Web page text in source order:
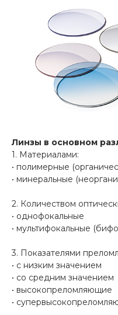
Линзы в основном
1. Материалами:
• полимерные
• минеральные
2. Количеством
• однофокальные
• мультифокальные
3. Показателями
• с низким значением
• со средним значением
• высокопреломляющие
•